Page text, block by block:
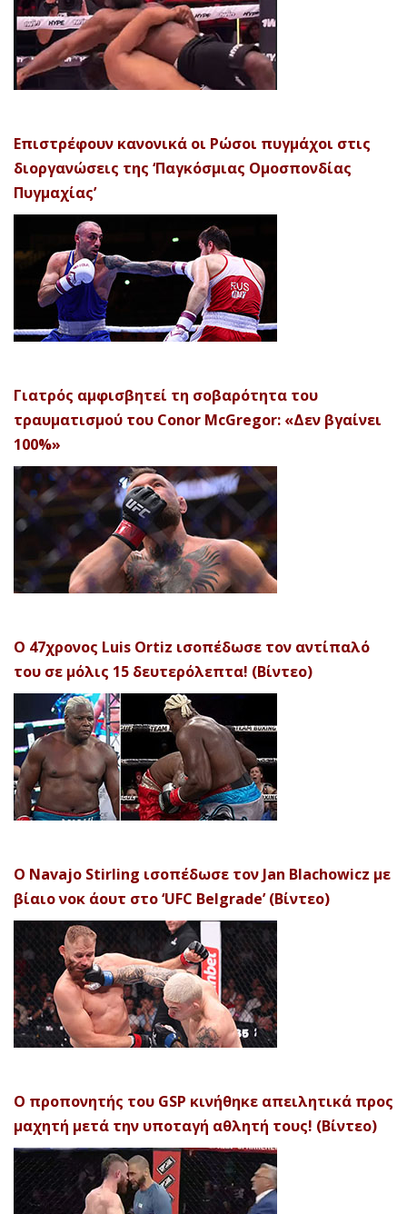
Επιστρέφουν κανονικά οι Ρώσοι πυγμάχοι στις
διοργανώσεις της ‘Παγκόσμιας Ομοσπονδίας
Πυγμαχίας’
Γιατρός αμφισβητεί τη σοβαρότητα του
τραυματισμού του Conor McGregor: «Δεν βγαίνει
100%»
Ο 47χρονος Luis Ortiz ισοπέδωσε τον αντίπαλό
του σε μόλις 15 δευτερόλεπτα! (Βίντεο)
Ο Navajo Stirling ισοπέδωσε τον Jan Blachowicz με
βίαιο νοκ άουτ στο ‘UFC Belgrade’ (Βίντεο)
Ο προπονητής του GSP κινήθηκε απειλητικά προς
μαχητή μετά την υποταγή αθλητή τους! (Βίντεο)